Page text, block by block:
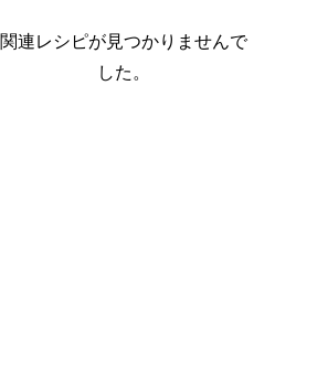
関連レシピが見つかりませんで
した。